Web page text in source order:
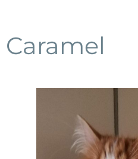
Caramel